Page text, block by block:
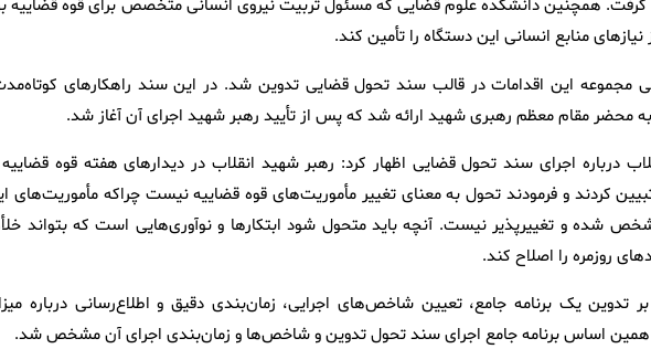
همچنین دانشکده علوم قضایی که مسئول تربیت نیروی انسانی متخصص برای قوه قضاییه
منابع انسانی این دستگاه را تأمین کند.
مجموعه این اقدامات در قالب سند تحول قضایی تدوین شد. در این سند راهکارهای
محضر مقام معظم رهبری شهید ارائه شد که پس از تأیید رهبر شهید اجرای آن آغاز شد.
درباره اجرای سند تحول قضایی اظهار کرد: رهبر شهید انقلاب در دیدارهای هفته قوه قضاییه
کردند و فرمودند تحول به معنای تغییر مأموریت‌های قوه قضاییه نیست چراکه مأموریت‌های
شده و تغییرپذیر نیست. آنچه باید متحول شود ابتکارها و نوآوری‌هایی است که بتواند
روزمره را اصلاح کند.
تدوین یک برنامه جامع، تعیین شاخص‌های اجرایی، زمان‌بندی دقیق و اطلاع‌رسانی درباره
همین اساس برنامه جامع اجرای سند تحول تدوین و شاخص‌ها و زمان‌بندی اجرای آن مشخص شد.